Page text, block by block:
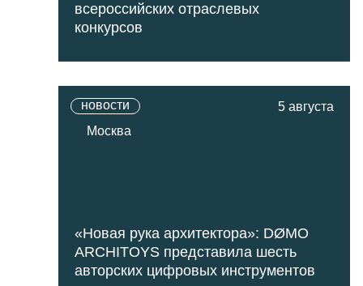
всероссийских отраслевых
конкурсов
новости
Москва
5 августа
«Новая рука архитектора»: DØMO
ARCHITOYS представила шесть
авторских цифровых инструментов